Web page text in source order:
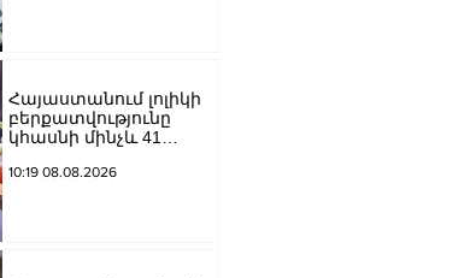
Հայաստանում լոլիկի
բերքատվությունը
կհասնի մինչև 41
հեկտարից
10:19 08.08.2026